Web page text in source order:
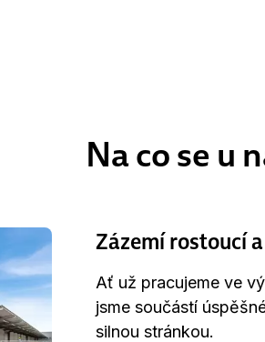
Na co se u
Zázemí rostoucí
Ať už pracujeme ve
jsme součástí
silnou stránkou.